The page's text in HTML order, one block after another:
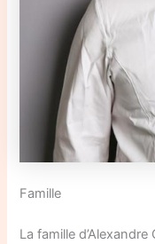
Famille
La famille